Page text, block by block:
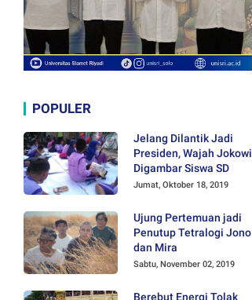
POPULER
Jelang Dilantik Jadi
Presiden, Wajah Jokowi
Digambar Siswa SD
Jumat, Oktober 18, 2019
Ujung Pertemuan jadi
Penutup Tetralogi Jono
dan Mira
Sabtu, November 02, 2019
Berebut Energi Tolak